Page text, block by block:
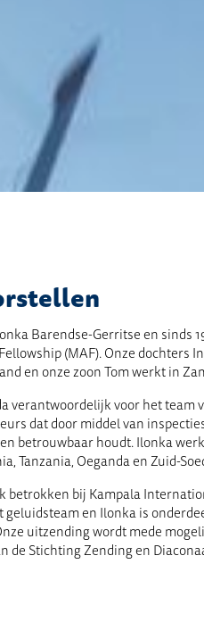
Barendse-Gerritse en sinds
(MAF). Onze dochters
en onze zoon Tom werkt in
verantwoordelijk voor het team
dat door middel van
betrouwbaar houdt. Ilonka
Tanzania, Oeganda en Zuid-
betrokken bij Kampala
geluidsteam en Ilonka is
uitzending wordt mede
de Stichting Zending en